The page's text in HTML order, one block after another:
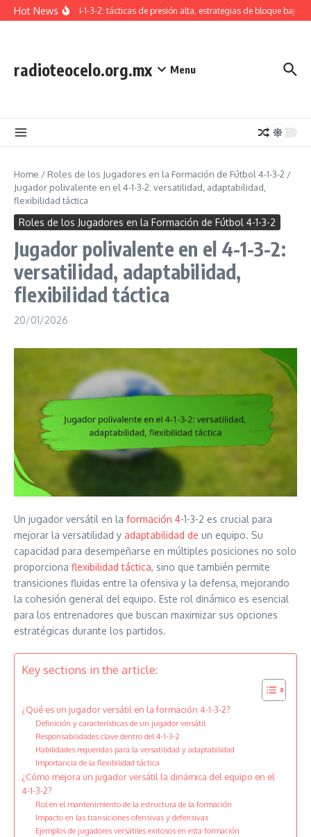
Skip to content
Hot News
Formación 4-1-3-2: tácticas de presión alta, estrategias de bloque bajo,
radioteocelo.org.mx Menu
Home / Roles de los Jugadores en la Formación de Fútbol 4-1-3-2 /
Jugador polivalente en el 4-1-3-2: versatilidad, adaptabilidad,
flexibilidad táctica
Roles de los Jugadores en la Formación de Fútbol 4-1-3-2
Jugador polivalente en el 4-1-3-2:
versatilidad, adaptabilidad,
flexibilidad táctica
20/01/2026
Un jugador versátil en la formación 4-1-3-2 es crucial para
mejorar la versatilidad y adaptabilidad de un equipo. Su
capacidad para desempeñarse en múltiples posiciones no solo
proporciona flexibilidad táctica, sino que también permite
transiciones fluidas entre la ofensiva y la defensa, mejorando
la cohesión general del equipo. Este rol dinámico es esencial
para los entrenadores que buscan maximizar sus opciones
estratégicas durante los partidos.
Key sections in the article:
¿Qué es un jugador versátil en la formación 4-1-3-2?
Definición y características de un jugador versátil
Responsabilidades clave dentro del 4-1-3-2
Habilidades requeridas para la versatilidad y adaptabilidad
Importancia de la flexibilidad táctica
¿Cómo mejora un jugador versátil la dinámica del equipo en el
4-1-3-2?
Rol en el mantenimiento de la estructura de la formación
Impacto en las transiciones ofensivas y defensivas
Ejemplos de jugadores versátiles exitosos en esta formación